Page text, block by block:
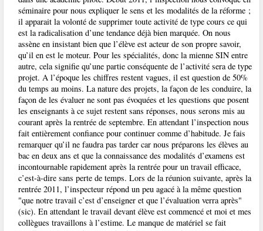
séminaire pour nous expliquer le sens et les modalités de la réforme ;
il apparait la volonté de supprimer toute activité de type cours ce qui
est la radicalisation d’une tendance déjà bien marquée. On nous
assène en insistant bien que l’élève est acteur de son propre savoir,
qu’il en est le moteur. Pour les spécialités, donc la mienne SIN entre
autre, cela signifie qu’une partie conséquente de l’activité sera de type
projet. A l’époque les chiffres restent vagues, il est question de 50%
du temps au moins. La nature des projets, la façon de les conduire, la
façon de les évaluer ne sont pas évoquées et les questions que posent
les enseignants à ce sujet restent sans réponses, nous serons mis au
courant après la rentrée de septembre. En attendant l’inspection nous
fait entièrement confiance pour continuer comme d’habitude. Je fais
remarquer qu’il ne faudra pas tarder car nous préparons les élèves au
bac en deux ans et que la connaissance des modalités d’examens est
incontournable rapidement après la rentrée pour un travail efficace,
c’est-à-dire sans perte de temps. Lors de la réunion suivante, après la
rentrée 2011, l’inspecteur répond un peu agacé à la même question
"que notre travail c’est d’enseigner et que l’évaluation verra après"
(sic). En attendant le travail devant élève est commencé et moi et mes
collègues travaillons à l’estime. Le manque de matériel se fait